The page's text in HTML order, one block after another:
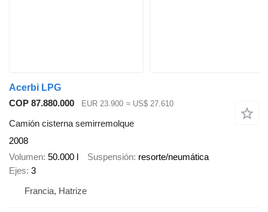
Acerbi LPG
COP 87.880.000
EUR 23.900 ≈ US$ 27.610
Camión cisterna semirremolque
2008
Volumen 50.000 l Suspensión resorte/neumática
Ejes 3
Francia, Hatrize